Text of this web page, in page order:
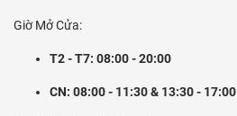
Giờ Mở Cửa:
T2 - T7: 08:00 - 20:00
CN: 08:00 - 11:30 & 13:30 - 17:00